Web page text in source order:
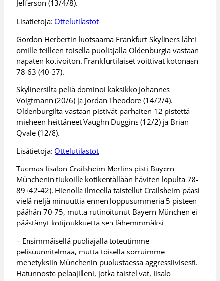
Jefferson (13/4/8).
Lisätietoja: Ottelutilastot
Gordon Herbertin luotsaama Frankfurt Skyliners lähti
omille teilleen toisella puoliajalla Oldenburgia vastaan
napaten kotivoiton. Frankfurtilaiset voittivat kotonaan
78-63 (40-37).
Skylinersilta peliä dominoi kaksikko Johannes
Voigtmann (20/6) ja Jordan Theodore (14/2/4).
Oldenburgilta vastaan pistivät parhaiten 12 pistettä
mieheen heittäneet Vaughn Duggins (12/2) ja Brian
Qvale (12/8).
Lisätietoja: Ottelutilastot
Tuomas Iisalon Crailsheim Merlins pisti Bayern
Münchenin tiukoille kotikentällään häviten lopulta 78-
89 (42-42). Hienolla ilmeellä taistellut Crailsheim pääsi
vielä neljä minuuttia ennen loppusummeria 5 pisteen
päähän 70-75, mutta rutinoitunut Bayern München ei
päästänyt kotijoukkuetta sen lähemmmäksi.
– Ensimmäisellä puoliajalla toteutimme
pelisuunnitelmaa, mutta toisella sorruimme
menetyksiin Münchenin puolustaessa aggressiivisesti.
Hatunnosto pelaajilleni, jotka taistelivat, Iisalo